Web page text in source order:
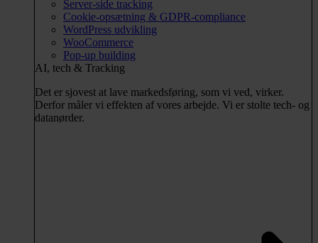
Server-side tracking
Cookie-opsætning & GDPR-compliance
WordPress udvikling
WooCommerce
Pop-up building
AI, tech & Tracking
Det er sjovest at lave markedsføring, som vi ved, virker.
Derfor måler vi effekten af vores arbejde. Vi er stolte tech- og
datanørder.